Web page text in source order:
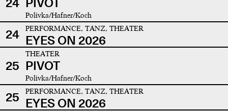
Polivka/Hafner/Koch
24 PERFORMANCE, TANZ, THEATER
EYES ON 2026
25
THEATER
PIVOT
Polivka/Hafner/Koch
25 PERFORMANCE, TANZ, THEATER
EYES ON 2026